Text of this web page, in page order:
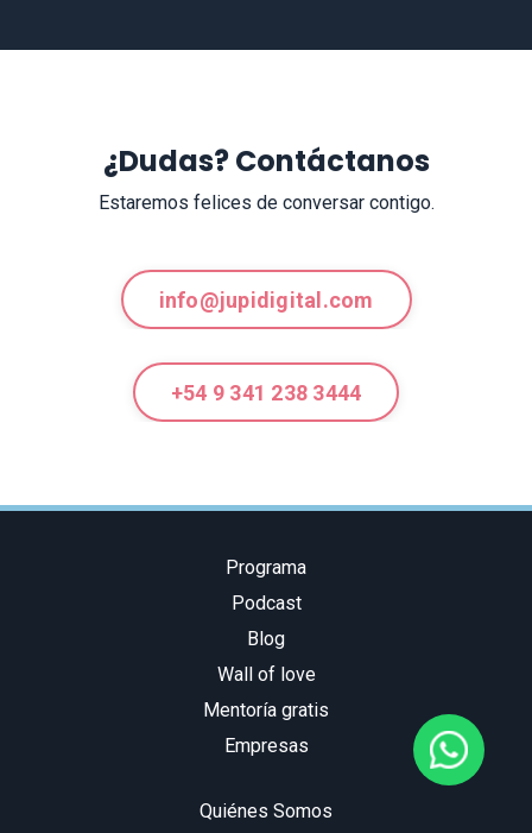
¿Dudas? Contáctanos
Estaremos felices de conversar contigo.
info@jupidigital.com
+54 9 341 238 3444
Programa
Podcast
Blog
Wall of love
Mentoría gratis
Empresas
Quiénes Somos